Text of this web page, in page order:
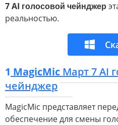
7 AI голосовой чейнджер
реальностью.
1 MagicMic Март 7 AI
чейнджер
MagicMic представляет
обеспечение для смены